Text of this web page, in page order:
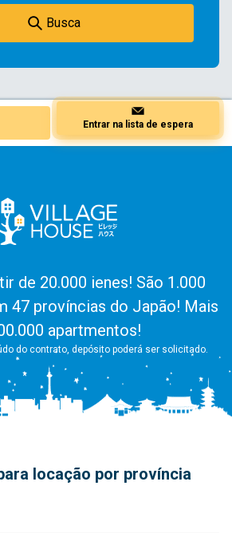
Busca
Entrar na lista de espera
de 20.000 ienes! São 1.000
47 províncias do Japão! Mais
apartmentos!
do contrato, depósito poderá ser solicitado.
locação por província